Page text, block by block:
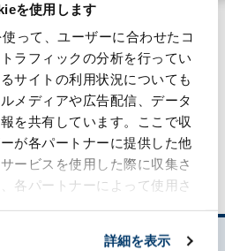
を使用します
って、ユーザーに合わせたコ
ラフィックの分析を行ってい
サイトの利用状況についても
メディアや広告配信、データ
を共有しています。ここで収
が各パートナーに提供した他
ービスを使用した際に収集さ
各パートナーによって使用さ
詳細を表示
MORILOG一覧